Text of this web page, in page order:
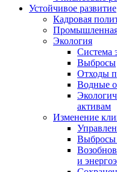
Устойчивое развитие
Кадровая
Промышленная
Экология
Система
Выбросы
Отходы
Водные
активам
Изменение
Выбросы
и